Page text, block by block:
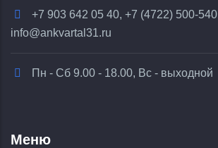
+7 903 642 05 40, +7 (4722) 500-540
info@ankvartal31.ru
Пн - Сб 9.00 - 18.00, Вс - выходной
Меню